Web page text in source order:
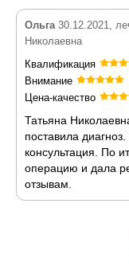
Ольга30.12.2021,
Николаевна
Квалификация
Внимание
Цена-качество
Татьяна
поставила
консультация. По
операцию и дала
отзывам.